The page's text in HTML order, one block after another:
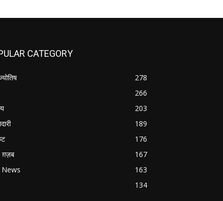
CATEGORY
278
266
203
189
176
167
163
134